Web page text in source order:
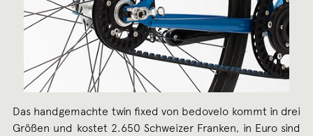
Das handgemachte twin fixed von bedovelo kommt in drei
Größen und kostet 2.650 Schweizer Franken, in Euro sind